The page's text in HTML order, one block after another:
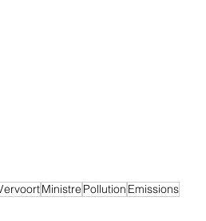
Ministre Pollution Emissions